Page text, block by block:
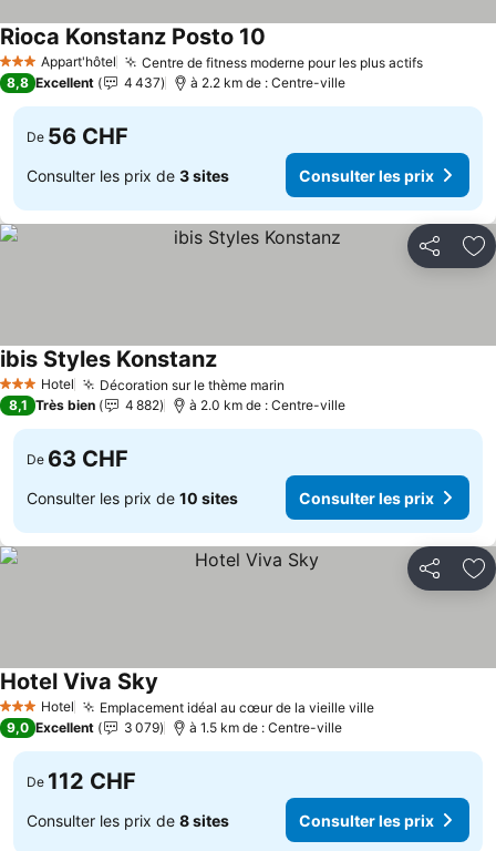
3 ÉtoilesAppart'hôtel Centre de fitness moderne pour les plus actifs
Rioca Konstanz Posto 10
8,8 Excellent 4 437 à 2.2 km de : Centre-ville
De 56 CHF
Consulter les prix de 3 sites Consulter les prix
Partager
3 ÉtoilesHotel Décoration sur le thème marin
ibis Styles KonstanzConsulter les prix
8,1 Très bien 4 882 à 2.0 km de : Centre-ville
De 63 CHF
Consulter les prix de 10 sites Consulter les prix
Partager
3 ÉtoilesHotel Emplacement idéal au cœur de la vieille villeConsulter les
Hotel Viva Sky
9,0 Excellent 3 079 à 1.5 km de : Centre-ville
De 112 CHF
Consulter les prix de 8 sites Consulter les prix